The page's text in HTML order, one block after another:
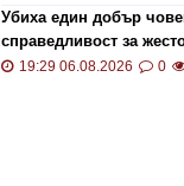
Убиха един добър
справедливост за
и ВИДЕО
19:29 06.08.2026 0